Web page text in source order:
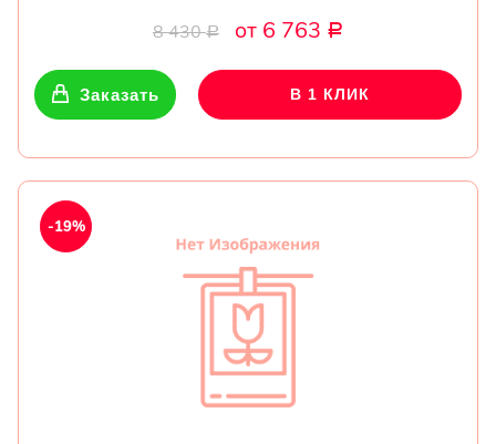
8 430Р от 6 763 Р
Заказать В 1 КЛИК
-19%